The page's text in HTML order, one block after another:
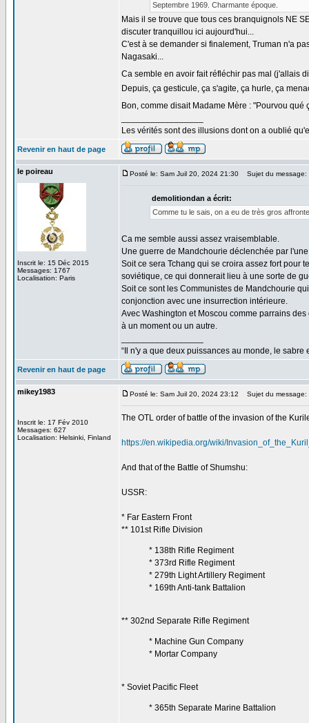
Septembre 1969. Charmante époque.
Mais il se trouve que tous ces branquignols NE
discuter tranquillou ici aujourd'hui...
C'est à se demander si finalement, Truman n'a
Nagasaki...
Ca semble en avoir fait réfléchir pas mal (j'allais
Depuis, ça gesticule, ça s'agite, ça hurle, ça
Bon, comme disait Madame Mère : "Pourvou qué
Les vérités sont des illusions dont on a oublié
Revenir en haut de page
le poireau
Inscrit le: 15 Déc 2015
Messages: 1767
Localisation: Paris
Posté le: Sam Juil 20, 2024 21:30 Sujet du message:
demolitiondan a écrit:
Comme tu le sais, on a eu de très gros
Ca me semble aussi assez vraisemblable.
Une guerre de Mandchourie déclenchée par
Soit ce sera Tchang qui se croira assez fort pour
soviétique, ce qui donnerait lieu à une sorte de
Soit ce sont les Communistes de Mandchourie
conjonction avec une insurrection intérieure.
Avec Washington et Moscou comme parrains
à un moment ou un autre.
“Il n'y a que deux puissances au monde, le
Revenir en haut de page
mikey1983
Inscrit le: 17 Fév 2010
Messages: 627
Localisation: Helsinki, Finland
Posté le: Sam Juil 20, 2024 23:12 Sujet du message:
The OTL order of battle of the invasion of the
https://en.wikipedia.org/wiki/
And that of the Battle of Shumshu:
USSR:
* Far Eastern Front
** 101st Rifle Division
* 138th Rifle Regiment
* 373rd Rifle Regiment
* 279th Light Artillery Regiment
* 169th Anti-tank Battalion
** 302nd Separate Rifle Regiment
* Machine Gun Company
* Mortar Company
* Soviet Pacific Fleet
* 365th Separate Marine Battalion